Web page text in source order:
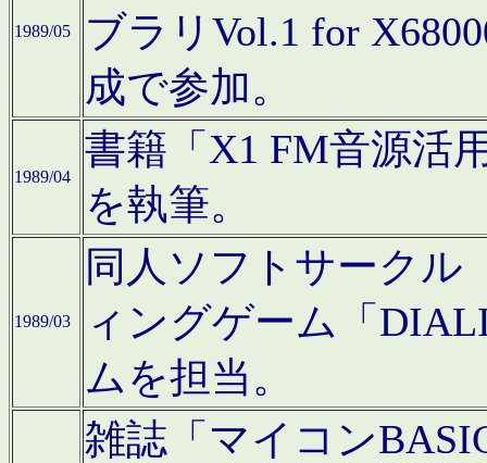
1989/05
ブラリVol.1 for
成で参加。
1989/04
書籍「X1 FM音源活
を執筆。
1989/03
同人ソフトサークル
ィングゲーム「
ムを担当。
雑誌「マイコン